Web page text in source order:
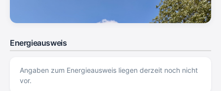
Energieausweis
Angaben zum Energieausweis liegen derzeit noch nicht
vor.